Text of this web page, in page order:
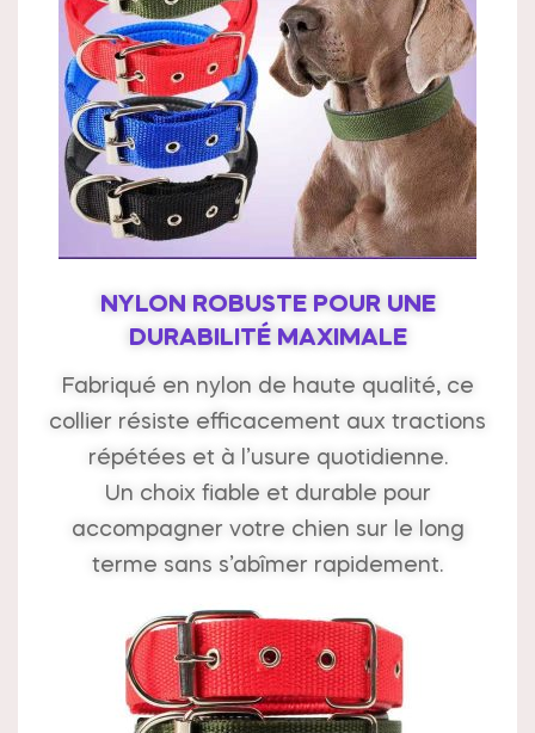
NYLON ROBUSTE POUR UNE
DURABILITÉ MAXIMALE
Fabriqué en nylon de haute qualité, ce
collier résiste efficacement aux tractions
répétées et à l’usure quotidienne.
Un choix fiable et durable pour
accompagner votre chien sur le long
terme sans s’abîmer rapidement.